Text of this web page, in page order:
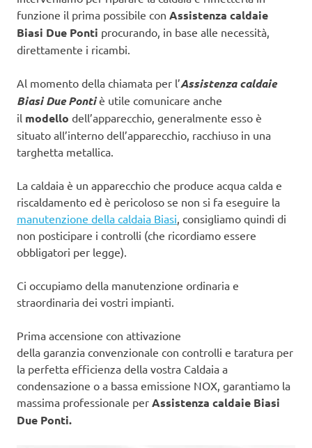
funzione il prima possibile con Assistenza caldaie
Biasi Due Ponti procurando, in base alle necessità,
direttamente i ricambi.
Al momento della chiamata per l’Assistenza caldaie
Biasi Due Pontiè utile comunicare anche
il modello dell’apparecchio, generalmente esso è
situato all’interno dell’apparecchio, racchiuso in una
targhetta metallica.
La caldaia è un apparecchio che produce acqua calda e
riscaldamento ed è pericoloso se non si fa eseguire la
manutenzione della caldaia Biasi , consigliamo quindi di
non posticipare i controlli (che ricordiamo essere
obbligatori per legge).
Ci occupiamo della manutenzione ordinaria e
straordinaria dei vostri impianti.
Prima accensione con attivazione
della garanzia convenzionale con controlli e taratura per
la perfetta efficienza della vostra Caldaia a
condensazione o a bassa emissione NOX, garantiamo la
massima professionale per Assistenza caldaie Biasi
Due Ponti.